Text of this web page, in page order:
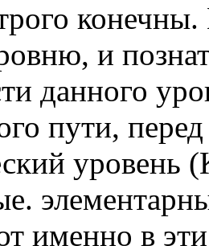
и
данного
пути,
уровень
именно в